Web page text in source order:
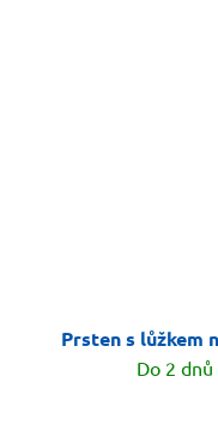
Prsten s lůžkem
Do 2